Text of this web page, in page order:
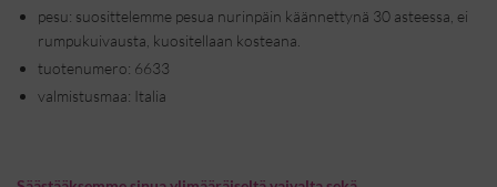
pesu: suosittelemme pesua nurinpäin käännettynä 30 asteessa, ei
rumpukuivausta, kuositellaan kosteana.
tuotenumero: 6633
valmistusmaa: Italia